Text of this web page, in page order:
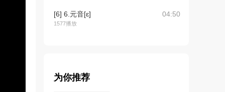
[6] 6.元音[ɛ]
1577播放
04:50
[8] 8.元音[ɪ]
2137播放
为你推荐